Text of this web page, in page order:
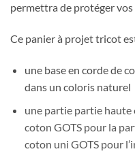
permettra de protéger
Ce panier à projet tricot
une base en corde de
dans un coloris naturel
une partie partie haute
coton GOTS pour la
coton uni GOTS pour